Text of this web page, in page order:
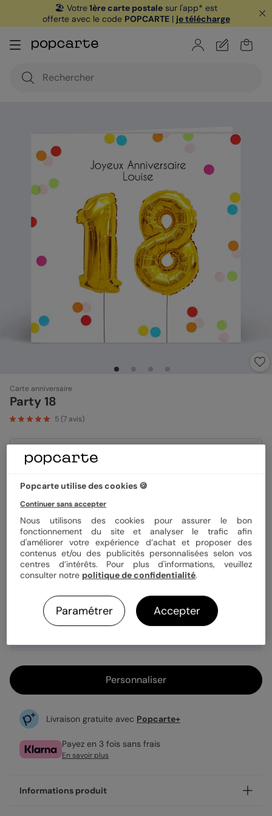
🏖️ Votre1ère carte postale sur l'app* est
offerte avec le code POPCARTE| je télécharge
Carte anniversaire
Party 18
5(7 avis)
Format
Papier
Quantité 1 carte
3,99 €
Enveloppe blanche offerte
Fabrication française
Personnaliser
Livraison gratuite avec Popcarte+
Payez en 3 fois sans frais
En savoir plus
Informations produit
Popcarte utilise des cookies 🍪
Continuer sans accepter
Nous utilisons des cookies pour assurer le bon
fonctionnement du site et analyser le trafic afin
d'améliorer votre expérience d’achat et proposer des
contenus et/ou des publicités personnalisées selon vos
centres d’intérêts. Pour plus d'informations, veuillez
consulter notre politique de confidentialité.
Paramétrer Accepter